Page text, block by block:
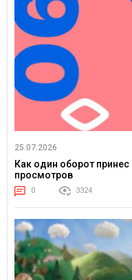
25.07.2026
Как один оборот
просмотров
0 3324